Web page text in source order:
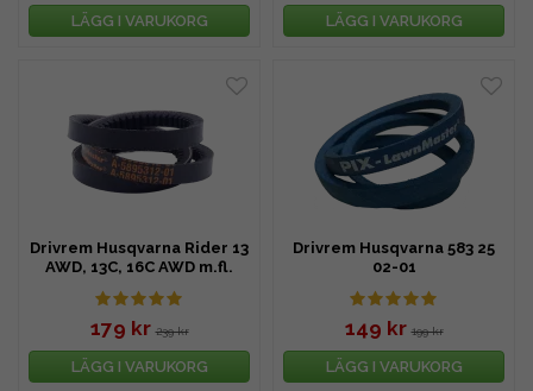
LÄGG I VARUKORG LÄGG I VARUKORG
Drivrem Husqvarna Rider 13
AWD, 13C, 16C AWD m.fl.
179 kr 239 kr
LÄGG I VARUKORG
Drivrem Husqvarna 583 25
02-01
149 kr 199 kr
LÄGG I VARUKORG